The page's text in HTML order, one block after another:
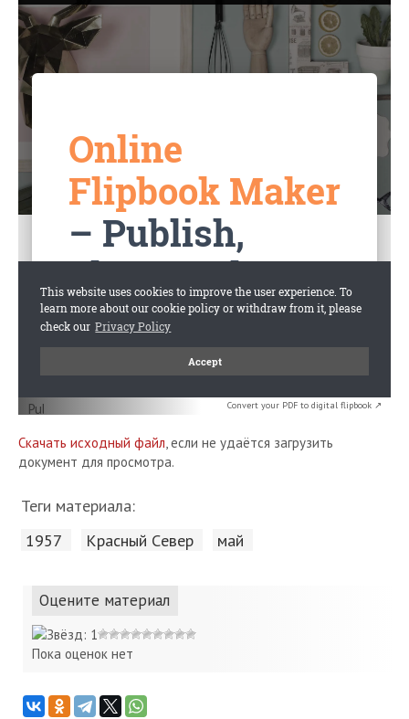
Convert your PDF to digital flipbook ↗
Скачать исходный файл, если не удаётся загрузить
документ для просмотра.
Теги материала:
1957 Красный Cевер май
Оцените материал
Пока оценок нет